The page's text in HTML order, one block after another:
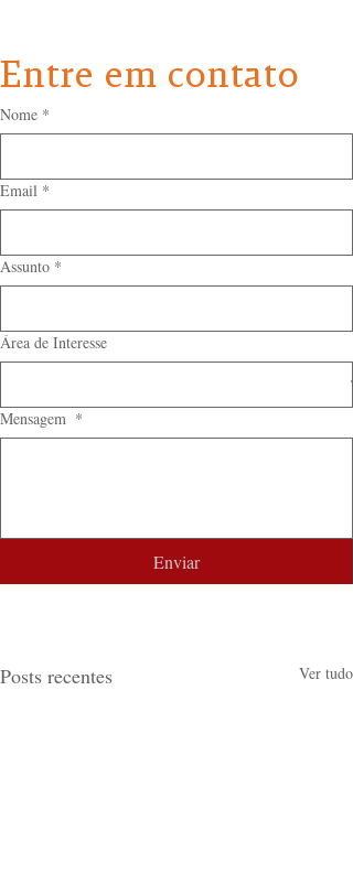
Entre em contato
Nome *
Email *
Assunto *
Área de Interesse
Mensagem *
Enviar
Posts recentes Ver tudo